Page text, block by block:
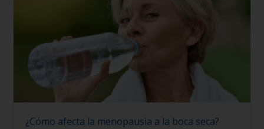
¿Cómo afecta la menopausia a la boca seca?